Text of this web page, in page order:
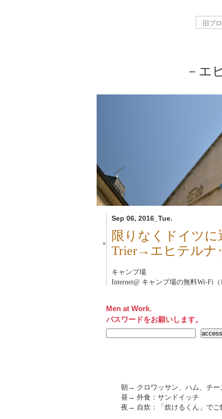
－エ
Sep 06, 2016_Tue.
■
限りなくドイツに
Trier→エヒテルナ
キャンプ場
Internet@ キャンプ場の無料Wi-Fi
Men at Work.
パスワードをお願いします。
朝→ クロワッサン、ハム、チー
昼→ 外食：サンドイッチ
夜→ 自炊：「炊けるくん」でご